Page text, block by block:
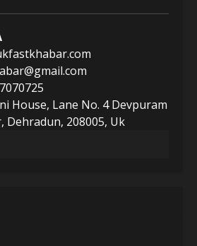
House, Lane No. 4 Devpuram
Dehradun, 208005, Uk